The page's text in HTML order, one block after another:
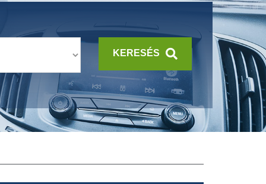
KERESÉS